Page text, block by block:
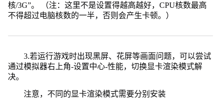
核/3G”。 （注：这里不是设置得越高越好，CPU核数最高
不得超过电脑核数的一半，否则会产生卡顿。）
3.若运行游戏时出现黑屏、花屏等画面问题，可以尝试
通过模拟器右上角-设置中心-性能，切换显卡渲染模式解
决。
注意，不同的显卡渲染模式需要分别安装